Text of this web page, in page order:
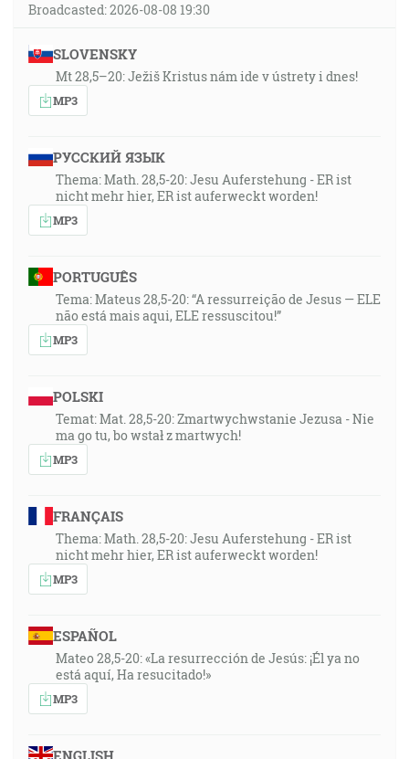
Broadcasted: 2026-08-08 19:30
SLOVENSKY
Mt 28,5–20: Ježiš Kristus nám ide v ústrety i dnes!
MP3
РУССКИЙ ЯЗЫК
Thema: Math. 28,5-20: Jesu Auferstehung - ER ist
nicht mehr hier, ER ist auferweckt worden!
MP3
PORTUGUÊS
Tema: Mateus 28,5-20: “A ressurreição de Jesus — ELE
não está mais aqui, ELE ressuscitou!”
MP3
POLSKI
Temat: Mat. 28,5-20: Zmartwychwstanie Jezusa - Nie
ma go tu, bo wstał z martwych!
MP3
FRANÇAIS
Thema: Math. 28,5-20: Jesu Auferstehung - ER ist
nicht mehr hier, ER ist auferweckt worden!
MP3
ESPAÑOL
Mateo 28,5-20: «La resurrección de Jesús: ¡Él ya no
está aquí, Ha resucitado!»
MP3
ENGLISH